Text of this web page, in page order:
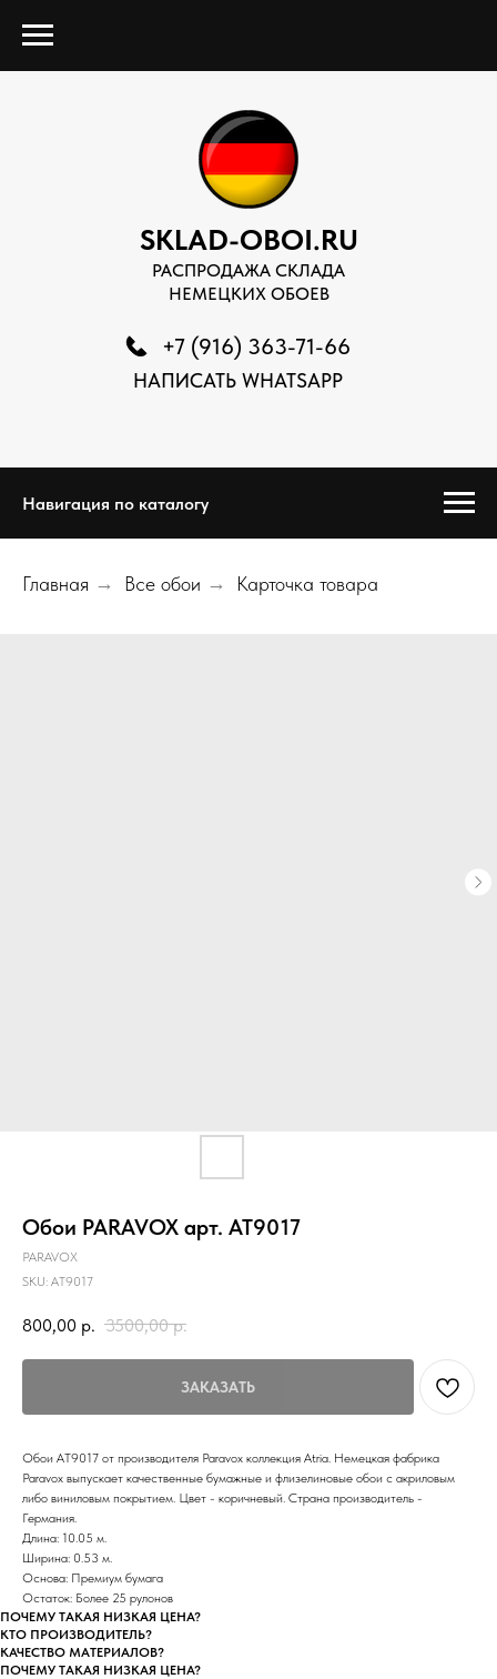
SKLAD-OBOI.RU
РАСПРОДАЖА СКЛАДА
НЕМЕЦКИХ ОБОЕВ
+7 (916) 363-71-66
НАПИСАТЬ WHATSAPP
Навигация по каталогу
Главная → Все обои → Карточка товара
Обои PARAVOX арт. AT9017
PARAVOX
SKU: AT9017
800,00 р. 3500,00 р.
ЗАКАЗАТЬ
Обои AT9017 от производителя Paravox коллекция Atria. Немецкая фабрика
Paravox выпускает качественные бумажные и флизелиновые обои с акриловым
либо виниловым покрытием. Цвет - коричневый. Страна производитель -
Германия.
Длина: 10.05 м.
Ширина: 0.53 м.
Основа: Премиум бумага
Остаток: Более 25 рулонов
ПОЧЕМУ ТАКАЯ НИЗКАЯ ЦЕНА?
КТО ПРОИЗВОДИТЕЛЬ?
КАЧЕСТВО МАТЕРИАЛОВ?
ПОЧЕМУ ТАКАЯ НИЗКАЯ ЦЕНА?